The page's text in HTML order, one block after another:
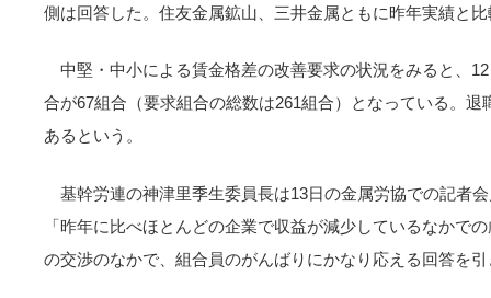
側は回答した。住友金属鉱山、三井金属ともに昨年実績と
中堅・中小による賃金格差の改善要求の状況をみると、
合が67組合（要求組合の総数は261組合）となっている。
あるという。
基幹労連の神津里季生委員長は13日の金属労協での記者
「昨年に比べほとんどの企業で収益が減少しているなかで
の交渉のなかで、組合員のがんばりにかなり応える回答を